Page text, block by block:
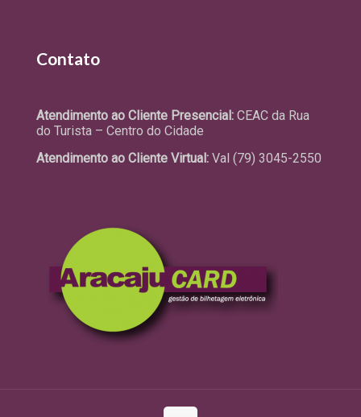
Contato
Atendimento ao Cliente Presencial: CEAC da Rua
do Turista – Centro do Cidade
Atendimento ao Cliente Virtual: Val (79) 3045-2550